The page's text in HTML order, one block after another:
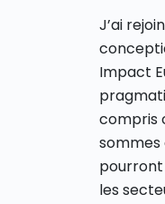
J’ai
Impact
compris
sommes
pourront
les